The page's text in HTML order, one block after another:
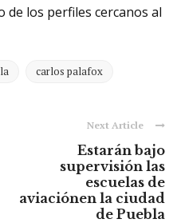
de los perfiles cercanos al
carlos palafox
Next Article
Estarán bajo
supervisión las
escuelas de
aviaciónen la ciudad
de Puebla